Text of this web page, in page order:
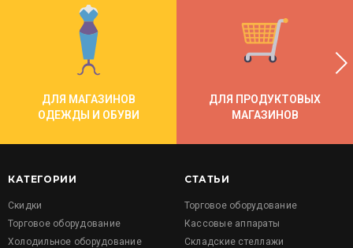
ДЛЯ МАГАЗИНОВ
ОДЕЖДЫ И ОБУВИ
ДЛЯ ПРОДУКТОВЫХ
МАГАЗИНОВ
КАТЕГОРИИ
Скидки
Торговое оборудование
Холодильное оборудование
СТАТЬИ
Торговое оборудование
Кассовые аппараты
Складские стеллажи